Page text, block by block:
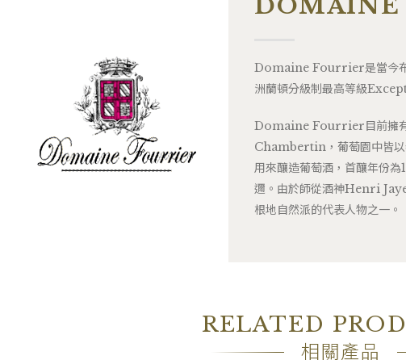
DOMAINE
Domaine Fourrier是當今布
洲蘭頓分級制最高等級
Domaine Fourrier目前擁
Chambertin，葡萄園中皆以
用來釀造葡萄酒，首釀年份
邇。由於師從酒神Henri
根地自然派的代表人物之一。
RELATED
相關產品